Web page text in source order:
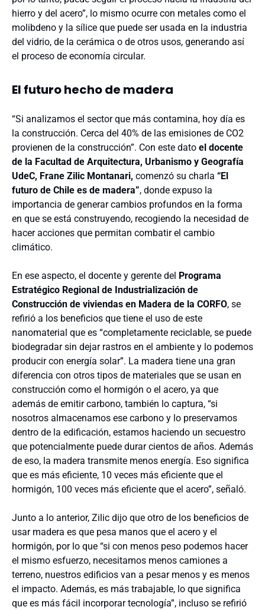
hierro y del acero”, lo mismo ocurre con metales como el
molibdeno y la sílice que puede ser usada en la industria
del vidrio, de la cerámica o de otros usos, generando así
el proceso de economía circular.
El futuro hecho de madera
“Si analizamos el sector que más contamina, hoy día es
la construcción. Cerca del 40% de las emisiones de CO2
provienen de la construcción”. Con este dato el docente
de la Facultad de Arquitectura, Urbanismo y Geografía
UdeC, Frane Zilic Montanari, comenzó su charla “El
futuro de Chile es de madera”, donde expuso la
importancia de generar cambios profundos en la forma
en que se está construyendo, recogiendo la necesidad de
hacer acciones que permitan combatir el cambio
climático.
En ese aspecto, el docente y gerente del Programa
Estratégico Regional de Industrialización de
Construcción de viviendas en Madera de la CORFO, se
refirió a los beneficios que tiene el uso de este
nanomaterial que es “completamente reciclable, se puede
biodegradar sin dejar rastros en el ambiente y lo podemos
producir con energía solar”. La madera tiene una gran
diferencia con otros tipos de materiales que se usan en
construcción como el hormigón o el acero, ya que
además de emitir carbono, también lo captura, “si
nosotros almacenamos ese carbono y lo preservamos
dentro de la edificación, estamos haciendo un secuestro
que potencialmente puede durar cientos de años. Además
de eso, la madera transmite menos energía. Eso significa
que es más eficiente, 10 veces más eficiente que el
hormigón, 100 veces más eficiente que el acero”, señaló.
Junto a lo anterior, Zilic dijo que otro de los beneficios de
usar madera es que pesa manos que el acero y el
hormigón, por lo que “si con menos peso podemos hacer
el mismo esfuerzo, necesitamos menos camiones a
terreno, nuestros edificios van a pesar menos y es menos
el impacto. Además, es más trabajable, lo que significa
que es más fácil incorporar tecnología”, incluso se refirió